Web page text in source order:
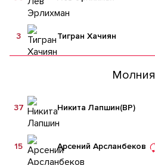
Тигран Хачиян
3
Молния
Никита Лапшин(ВР)
37
Арсений Арсланбеков
15